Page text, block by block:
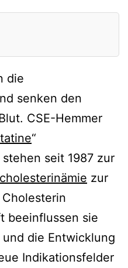
Liprevil)
P450
der CSE-
die
senken den
CSE-Hemmer
“
seit 1987 zur
zur
beeinflussen sie
die Entwicklung
Indikationsfelder